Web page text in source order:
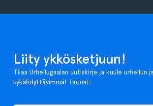
Liity ykkösketjuun!
Tilaa Urheilugaalan uutiskirje ja kuule urheilun
sykähdyttävimmät tarinat.